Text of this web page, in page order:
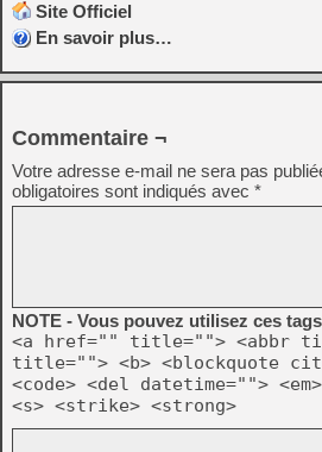
Site Officiel
En savoir plus…
Commentaire ¬
Votre adresse e-mail ne sera pas
obligatoires sont indiqués avec *
NOTE - Vous pouvez utilisez ces
<a href="" title=""> <abbr
title=""> <b> <blockquote
<code> <del datetime="">
<s> <strike> <strong>